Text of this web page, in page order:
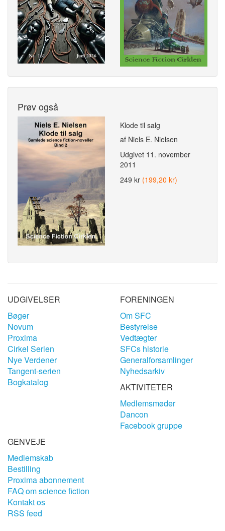
Prøv også
Klode til salg
af Niels E. Nielsen
Udgivet 11. november
2011
249 kr (199,20 kr)
UDGIVELSER
Bøger
Novum
Proxima
Cirkel Serien
Nye Verdener
Tangent-serien
Bogkatalog
FORENINGEN
Om SFC
Bestyrelse
Vedtægter
SFCs historie
Generalforsamlinger
Nyhedsarkiv
AKTIVITETER
Medlemsmøder
Dancon
Facebook gruppe
GENVEJE
Medlemskab
Bestilling
Proxima abonnement
FAQ om science fiction
Kontakt os
RSS feed